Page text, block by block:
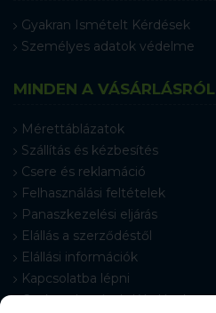
Gyakran Ismételt Kérdések
Személyes adatok védelme
MINDEN A VÁSÁRLÁSRÓL
Mérettáblázatok
Szállítás és kézbesítés
Csere és reklamáció
Felhasználási feltételek
Panaszkezelési eljárás
Elállás a szerződéstől
Elállási információk
Kapcsolatba lépni
Gyakran Ismételt Kérdések